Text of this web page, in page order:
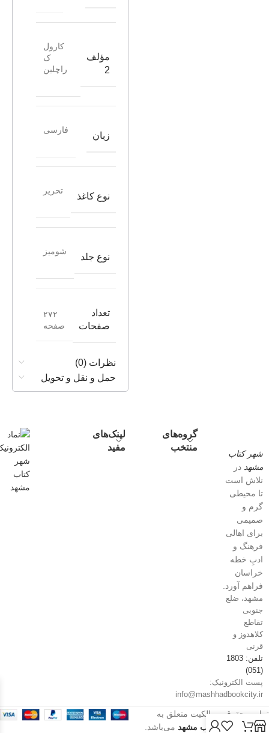
مؤلف
2
کارول
ک
راچلین
زبان
فارسی
نوع کاغذ
تحریر
نوع جلد
شومیز
تعداد
صفحات
۲۷۲
صفحه
نظرات (0)
حمل و نقل و تحویل
شهر کتاب
مشهد در
تلاش است
تا محیطی
گرم و
صمیمی
برای اهالی
فرهنگ و
ادبِ خطه
خراسان
فراهم آورد.
مشهد، ضلع
جنوبی
تقاطع
کلاهدوز و
قرنی
تلفن: 1803
(051)
پست الکترونیک:
info@mashhadbookcity.ir
گروه‌های
منتخب
لینک‌های
مفید
تمامی حقوق و مالکیت متعلق به
فروشگاه شهر کتاب مشهد می‌باشد.